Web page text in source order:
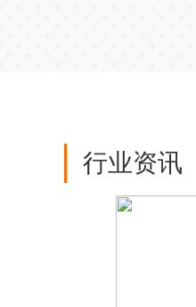
行业资讯